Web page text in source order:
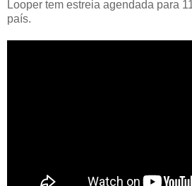
Looper tem estreia agendada para
país.